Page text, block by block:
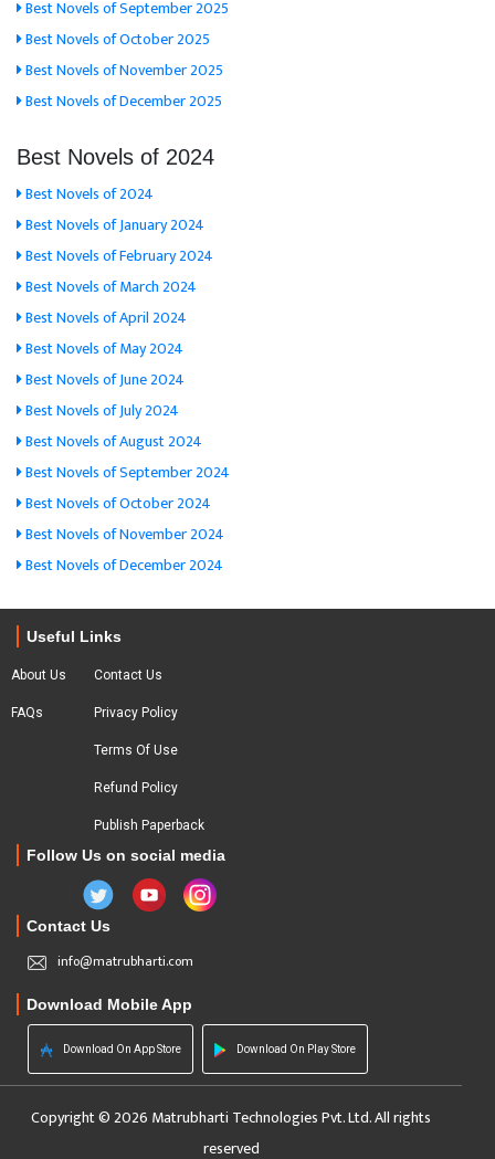
Best Novels of September 2025
Best Novels of October 2025
Best Novels of November 2025
Best Novels of December 2025
Best Novels of 2024
Best Novels of 2024
Best Novels of January 2024
Best Novels of February 2024
Best Novels of March 2024
Best Novels of April 2024
Best Novels of May 2024
Best Novels of June 2024
Best Novels of July 2024
Best Novels of August 2024
Best Novels of September 2024
Best Novels of October 2024
Best Novels of November 2024
Best Novels of December 2024
Useful Links
About Us
FAQs
Contact Us
Privacy Policy
Terms Of Use
Refund Policy
Publish Paperback
Follow Us on social media
Contact Us
info@matrubharti.com
Download Mobile App
Download On App Store Download On Play Store
Copyright © 2026 Matrubharti Technologies Pvt. Ltd. All rights
reserved